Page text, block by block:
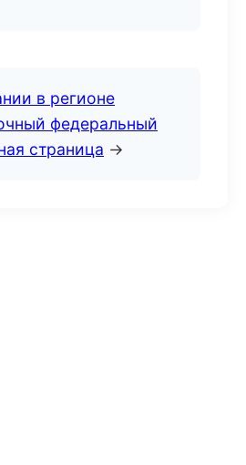
в регионе
федеральный
страница →